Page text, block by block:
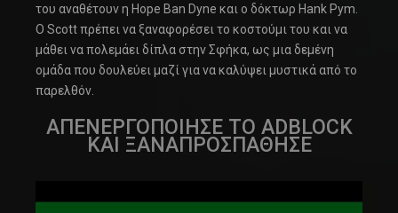
του αναθέτουν η Hope Ban Dyne και ο δόκτωρ Hank Pym.
Ο Scott πρέπει να ξαναφορέσει το κοστούμι του και να
μάθει να πολεμάει δίπλα στην Σφήκα, ως μια δεμένη
ομάδα που δουλεύει μαζί για να καλύψει μυστικά από το
παρελθόν.
ΑΠΕΝΕΡΓΟΠΟΙΗΣΕ ΤΟ ADBLOCK
ΚΑΙ ΞΑΝΑΠΡΟΣΠΑΘΗΣΕ